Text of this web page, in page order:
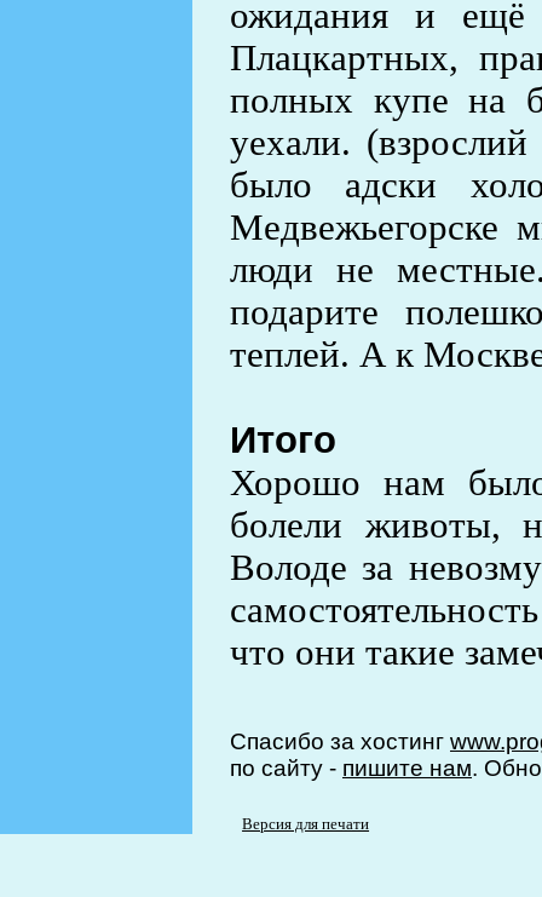
ожидания и
Плацкартных,
полных купе на
уехали.
было адски
Медвежьегорске
люди не
подарите
теплей. А к
Итого
Хорошо нам
болели животы,
Володе за
что они такие
Спасибо за хостинг
по сайту - пишите нам.
Версия для печати